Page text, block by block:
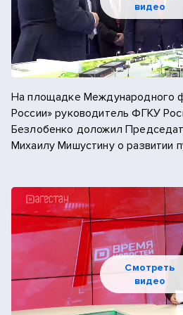
2009
видео
На площадке Международного
России» руководитель ФГКУ
Безлобенко доложил
Михаилу Мишустину о развитии
Смотреть
видео